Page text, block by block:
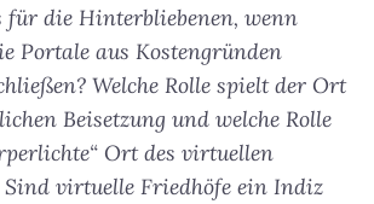
für die Hinterbliebenen, wenn
Portale aus Kostengründen
Welche Rolle spielt der Ort
Beisetzung und welche Rolle
Ort des virtuellen
Sind virtuelle Friedhöfe ein Indiz